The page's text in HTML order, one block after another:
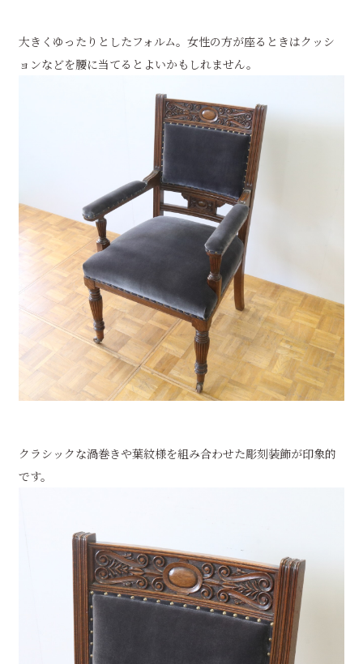
大きくゆったりとしたフォルム。女性の方が座るときはクッシ
ョンなどを腰に当てるとよいかもしれません。
クラシックな渦巻きや葉紋様を組み合わせた彫刻装飾が印象的
です。